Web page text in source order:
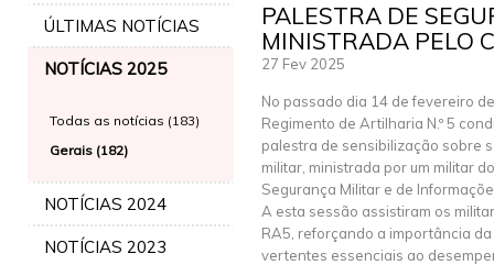
ÚLTIMAS NOTÍCIAS
NOTÍCIAS 2025
Todas as notícias (183)
Gerais (182)
NOTÍCIAS 2024
NOTÍCIAS 2023
PALESTRA DE
MINISTRADA PELO
27 Fev 2025
No passado dia 14 de fevereiro
Regimento de Artilharia N.º 5
palestra de sensibilização sobre
militar, ministrada por um militar
Segurança Militar e de
A esta sessão assistiram os
RA5, reforçando a importância
vertentes essenciais ao